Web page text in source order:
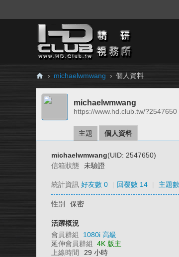
H
Cl
› michaelwmwang › 個人資料
michaelwmwang
https://www.hd.club.tw/?2547650
主題 個人資料
michaelwmwang(UID: 2547650)
信箱狀態
未驗證
統計資訊 好友數 0 回覆數 14 主題
性別 保密
活躍概況
會員群組 1080i 高級
延伸會員群組 4K 版主
上線時間
29 小時